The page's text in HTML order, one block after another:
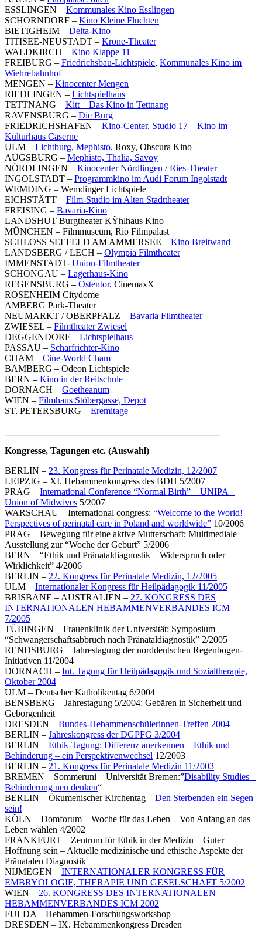
ESSLINGEN – Kommunales Kino Esslingen
SCHORNDORF – Kino Kleine Fluchten
BIETIGHEIM – Delta-Kino
TITISEE-NEUSTADT – Krone-Theater
WALDKIRCH – Kino Klappe 11
FREIBURG – Friedrichsbau-Lichtspiele, Kommunales Kino im
Wiehrebahnhof
MENGEN – Kinocenter Mengen
RIEDLINGEN – Lichtspielhaus
TETTNANG – Kitt – Das Kino in Tettnang
RAVENSBURG – Die Burg
FRIEDRICHSHAFEN – Kino-Center, Studio 17 – Kino im
Kulturhaus Caserne
ULM – Lichtburg, Mephisto, Roxy, Obscura Kino
AUGSBURG – Mephisto, Thalia, Savoy
NÖRDLINGEN – Kinocenter Nördlingen / Ries-Theater
INGOLSTADT – Programmkino im Audi Forum Ingolstadt
WEMDING – Wemdinger Lichtspiele
EICHSTÄTT – Film-Studio im Alten Stadttheater
FREISING – Bavaria-Kino
LANDSHUT Burgtheater KŸhlhaus Kino
MÜNCHEN – Filmmuseum, Rio Filmpalast
SCHLOSS SEEFELD AM AMMERSEE – Kino Breitwand
LANDSBERG / LECH – Olympia Filmtheater
IMMENSTADT- Union-Filmtheater
SCHONGAU – Lagerhaus-Kino
REGENSBURG – Ostentor, CinemaxX
ROSENHEIM Citydome
AMBERG Park-Theater
NEUMARKT / OBERPFALZ – Bavaria Filmtheater
ZWIESEL – Filmtheater Zwiesel
DEGGENDORF – Lichtspielhaus
PASSAU – Scharfrichter-Kino
CHAM – Cine-World Cham
BAMBERG – Odeon Lichtspiele
BERN – Kino in der Reitschule
DORNACH – Goetheanum
WIEN – Filmhaus Stöbergasse, Depot
ST. PETERSBURG – Eremitage
Kongresse, Tagungen etc. (Auswahl)
BERLIN – 23. Kongress für Perinatale Medizin, 12/2007
LEIPZIG – XI. Hebammenkongress des BDH 5/2007
PRAG – International Conference “Normal Birth” – UNIPA –
Union of Midwives 5/2007
WARSCHAU – International congress: “Welcome to the World!
Perspectives of perinatal care in Poland and worldwide” 10/2006
PRAG – Bewegung für eine aktive Mutterschaft; Multimediale
Ausstellung zur “Woche der Geburt” 5/2006
BERN – “Ethik und Pränataldiagnostik – Widerspruch oder
Wirklichkeit” 4/2006
BERLIN – 22. Kongress für Perinatale Medizin, 12/2005
ULM – Internationaler Kongress für Heilpädagogik 11/2005
BRISBANE – AUSTRALIEN – 27. KONGRESS DES
INTERNATIONALEN HEBAMMENVERBANDES ICM
7/2005
TÜBINGEN – Frauenklinik der Universität: Symposium
“Schwangerschaftsabbruch nach Pränataldiagnostik” 2/2005
RENDSBURG – Jahrestagung der norddeutschen Regenbogen-
Initiativen 11/2004
DORNACH – Int. Tagung für Heilpädagogik und Sozialtherapie,
Oktober 2004
ULM – Deutscher Katholikentag 6/2004
BENSBERG – Jahrestagung 5/2004: Gebären in Sicherheit und
Geborgenheit
DRESDEN – Bundes-Hebammenschülerinnen-Treffen 2004
BERLIN – Jahreskongress der DGPFG 3/2004
BERLIN – Ethik-Tagung: Differenz anerkennen – Ethik und
Behinderung – ein Perspektivenwechsel 12/2003
BERLIN – 21. Kongress für Perinatale Medizin 11/2003
BREMEN – Sommeruni – Universität Bremen:”Disability Studies –
Behinderung neu denken“
BERLIN – Ökumenischer Kirchentag – Den Sterbenden ein Segen
sein!
KÖLN – Domforum – Woche für das Leben – Von Anfang an das
Leben wählen 4/2002
FRANKFURT – Zentrum für Ethik in der Medizin – Guter
Hoffnung sein – Aktuelle medizinische und ethische Aspekte der
Pränatalen Diagnostik
NIJMEGEN – INTERNATIONALER KONGRESS FÜR
EMBRYOLOGIE, THERAPIE UND GESELSCHAFT 5/2002
WIEN – 26. KONGRESS DES INTERNATIONALEN
HEBAMMENVERBANDES ICM 2002
FULDA – Hebammen-Forschungsworkshop
DRESDEN – IX. Hebammenkongress Dresden